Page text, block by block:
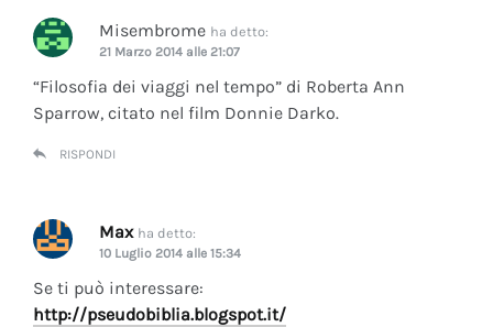
Misembrome ha detto:
21 Marzo 2014 alle 21:07
“Filosofia dei viaggi nel tempo” di Roberta Ann
Sparrow, citato nel film Donnie Darko.
RISPONDI
Max ha detto:
10 Luglio 2014 alle 15:34
Se ti può interessare:
http://pseudobiblia.blogspot.it/